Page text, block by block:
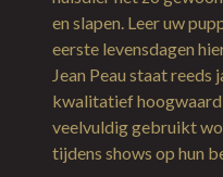
en slapen. Leer uw
eerste levensdagen
Jean Peau staat reeds
kwalitatief
veelvuldig gebruikt
tijdens shows op hun